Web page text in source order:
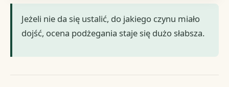
Jeżeli nie da się ustalić, do jakiego czynu miało
dojść, ocena podżegania staje się dużo słabsza.